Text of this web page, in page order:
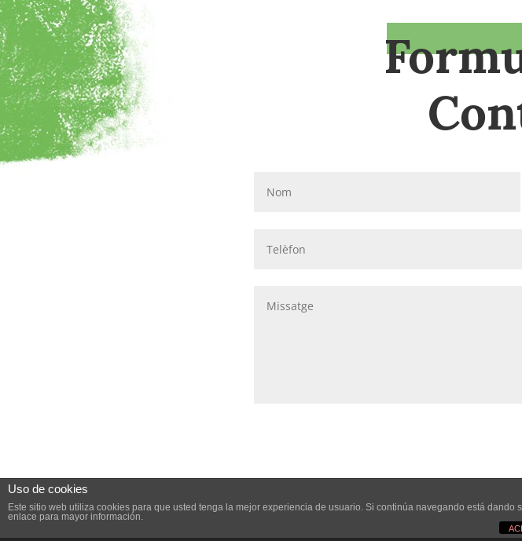
Uso de cookies
Este sitio web utiliza cookies para que usted tenga la mejor experiencia de usuario. Si continúa navegando está
enlace para mayor información.